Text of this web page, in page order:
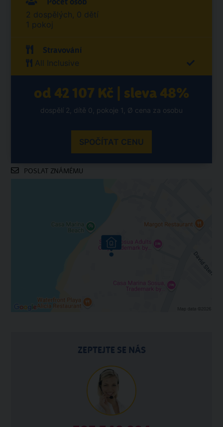
2 dospělých, 0 dětí
1 pokoj
Stravování
All Inclusive
od 42 107 Kč | sleva 48%
dospělí 2, dítě 0, pokoje 1, Ø cena za osobu
SPOČÍTAT CENU
POSLAT ZNÁMÉMU
ZEPTEJTE SE NÁS